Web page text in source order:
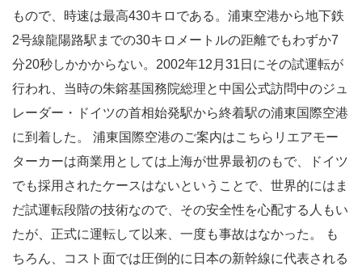
もので、時速は最高430キロである。浦東空港から地下鉄
2号線龍陽路駅までの30キロメートルの距離でもわずか7
分20秒しかかからない。2002年12月31日にその試運転が
行われ、当時の朱鎔基国務院総理と中国公式訪問中のジュ
レーダー・ドイツの首相始発駅から終着駅の浦東国際空港
に到着した。 浦東国際空港のご案内はこちらリエアモー
ターカーは商業用としては上海が世界最初のもで、ドイツ
でも採用されたケースはないということで、世界的にはま
だ試運転段階の技術なので、その安全性を心配する人もい
たが、正式に運転して以来、一度も事故はなかった。 も
ちろん、コスト面では圧倒的に日本の新幹線に代表される